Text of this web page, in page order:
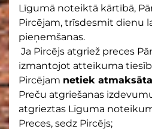
Līgumā noteiktā kārtībā,
Pircējam, trīsdesmit dienu
pieņemšanas.
Ja Pircējs atgriež preces
izmantojot atteikuma
Pircējam netiek atmaksāta
Preču atgriešanas
atgrieztas Līguma
Preces, sedz Pircējs;